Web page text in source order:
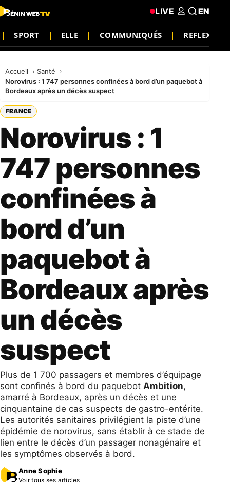
SPORT ELLE COMMUNIQUÉS
LIVE EN
Accueil
Santé
Norovirus : 1 747 personnes confinées à bord d’un paquebot à
Bordeaux après un décès suspect
FRANCE
Norovirus : 1
747 personnes
confinées à
bord d’un
paquebot à
Bordeaux après
un décès
suspect
Plus de 1 700 passagers et membres d’équipage
sont confinés à bord du paquebot Ambition,
amarré à Bordeaux, après un décès et une
cinquantaine de cas suspects de gastro-entérite.
Les autorités sanitaires privilégient la piste d’une
épidémie de norovirus, sans établir à ce stade de
lien entre le décès d’un passager nonagénaire et
les symptômes observés à bord.
Anne Sophie
Voir tous ses articles